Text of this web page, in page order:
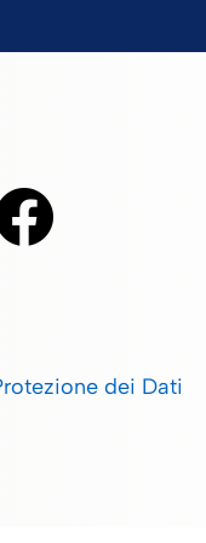
dei Dati